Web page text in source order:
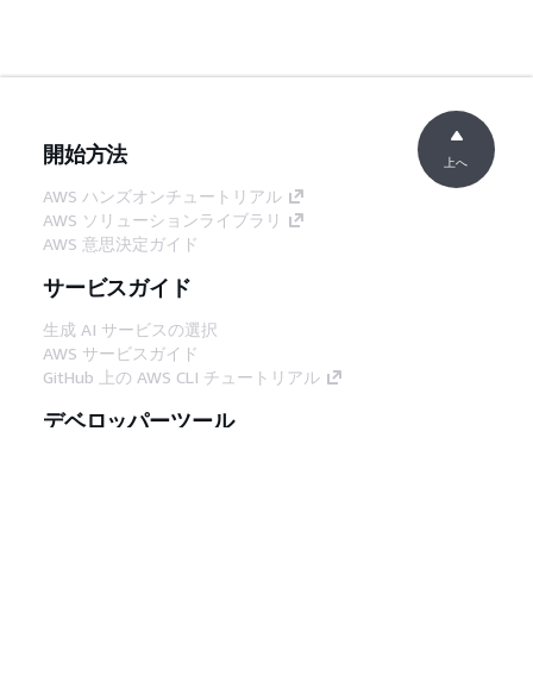
開始方法
AWS ハンズオンチュートリアル
AWS ソリューションライブラリ
AWS 意思決定ガイド
サービスガイド
生成 AI サービスの選択
AWS サービスガイド
GitHub 上の AWS CLI チュートリアル
デベロッパーツール
上へ